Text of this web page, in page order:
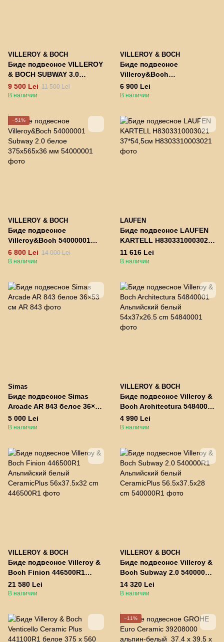
VILLEROY & BOCH
Биде подвесное VILLEROY
& BOCH SUBWAY 3.0
44700001 белое
560x375x275 мм
9 500 Lei 11 500 Lei
В наличии
VILLEROY & BOCH
Биде подвесное
Villeroy&Boch
Avento 54050001 белое 370
x 530 мм
6 900 Lei
В наличии
−51%
VILLEROY & BOCH
Биде подвесное
Villeroy&Boch 54000001
Subway 2.0 белое
375x565x36 мм
6 800 Lei 14 000 Lei
В наличии
LAUFEN
Биде подвесное LAUFEN
KARTELL H8303310003021
37*54,5см
11 616 Lei
В наличии
Simas
Биде подвесное Simas
Arcade AR 843 белое 36×53
см
5 000 Lei
В наличии
VILLEROY & BOCH
Биде подвесное Villeroy &
Boch Architectura 54840001
Альпийский белый
54x37x26.5 cm
4 990 Lei
В наличии
VILLEROY & BOCH
Биде подвесное Villeroy &
Boch Finion 446500R1
Альпийский белый
CeramicPlus 56x37.5x32 cm
21 580 Lei
В наличии
VILLEROY & BOCH
Биде подвесное Villeroy &
Boch Subway 2.0 540000R1
Альпийский белый
CeramicPlus 56.5x37.5x28
14 320 Lei
В наличии
−11%